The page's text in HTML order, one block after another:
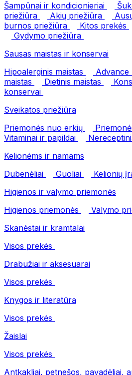
Šampūnai ir kondicionieriai
priežiūra
Akių priežiūra
burnos priežiūra
Kitos prekės
Gydymo priežiūra
Sausas maistas ir konservai
Hipoalerginis maistas
Advance
maistas
Dietinis maistas
konservai
Sveikatos priežiūra
Priemonės nuo erkių
Vitaminai ir papildai
Kelionėms ir namams
Dubenėliai
Guoliai
Kelionių
Higienos ir valymo priemonės
Higienos priemonės
Valymo
Skanėstai ir kramtalai
Visos prekės
Drabužiai ir aksesuarai
Visos prekės
Knygos ir literatūra
Visos prekės
Žaislai
Visos prekės
Antkakliai, petnešos, pavadėliai,